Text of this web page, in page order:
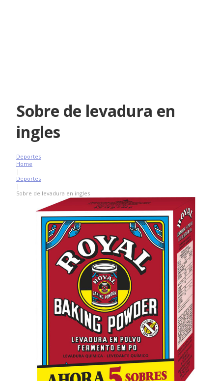
Sobre de levadura en
ingles
Deportes
Home
|
Deportes
|
Sobre de levadura en ingles